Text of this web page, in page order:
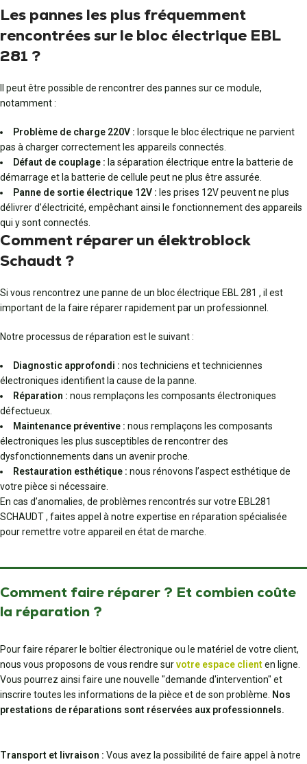
Les pannes les plus fréquemment
rencontrées sur le bloc électrique EBL
281 ?
Il peut être possible de rencontrer des pannes sur ce module,
notamment :
Problème de charge 220V : lorsque le bloc électrique ne parvient
pas à charger correctement les appareils connectés.
Défaut de couplage : la séparation électrique entre la batterie de
démarrage et la batterie de cellule peut ne plus être assurée.
Panne de sortie électrique 12V : les prises 12V peuvent ne plus
délivrer d’électricité, empêchant ainsi le fonctionnement des appareils
qui y sont connectés.
Comment réparer un élektroblock
Schaudt ?
Si vous rencontrez une panne de un bloc électrique EBL 281 , il est
important de la faire réparer rapidement par un professionnel.
Notre processus de réparation est le suivant :
Diagnostic approfondi : nos techniciens et techniciennes
électroniques identifient la cause de la panne.
Réparation : nous remplaçons les composants électroniques
défectueux.
Maintenance préventive : nous remplaçons les composants
électroniques les plus susceptibles de rencontrer des
dysfonctionnements dans un avenir proche.
Restauration esthétique : nous rénovons l’aspect esthétique de
votre pièce si nécessaire.
En cas d’anomalies, de problèmes rencontrés sur votre EBL281
SCHAUDT , faites appel à notre expertise en réparation spécialisée
pour remettre votre appareil en état de marche.
Comment faire réparer ? Et combien coûte
la réparation ?
Pour faire réparer le boîtier électronique ou le matériel de votre client,
nous vous proposons de vous rendre survotre espace clienten ligne.
Vous pourrez ainsi faire une nouvelle "demande d'intervention" et
inscrire toutes les informations de la pièce et de son problème. Nos
prestations de réparations sont réservées aux professionnels.
Transport et livraison : Vous avez la possibilité de faire appel à notre